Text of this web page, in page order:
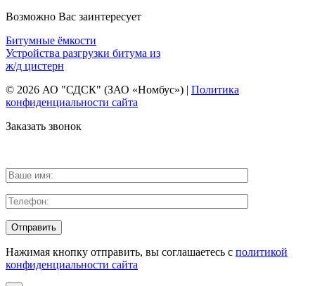
Возможно Вас заинтересует
Битумные ёмкости
Устройства разгрузки битума из
ж/д цистерн
© 2026 АО "СДСК" (ЗАО «Номбус») | Политика
конфиденциальности сайта
Заказать звонок
Нажимая кнопку отправить, вы соглашаетесь с политикой
конфиденциальности сайта